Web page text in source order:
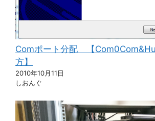
Comポート分配 【
方】
2010年10月11日
しおんぐ